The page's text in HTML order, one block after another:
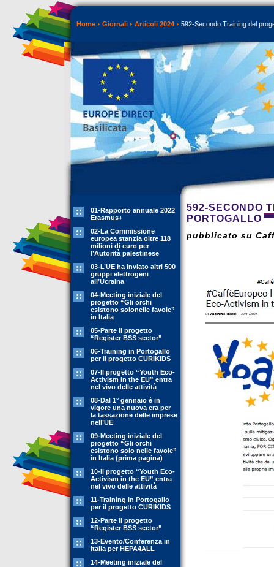
Home Giornali Articoli 2024 592-Secondo Training del
01-Rapporto annuale 2022
Erasmus+
02-La Commissione
europea stanzia oltre 118
milioni di euro per
l’Autorità palestinese
03-L’UE ha inviato altri 500
gruppi elettrogeni
all’Ucraina
04-Meeting iniziale del
progetto “Gli orchi
esistono solonelle favole”
in Italia
05-Parte il progetto
“Register BSS sector”
06-Training in Portogallo
per il progetto CURIKIDS
07-Il progetto “Youth Eco-
Activism in the EU” entra
nel vivo delle attività
08-Dal 1° gennaio è in
vigore una nuova era per
la tassazione delle imprese
nell’UE
09-Meeting iniziale del
progetto “Gli orchi
esistono solo nelle favole”
in Italia (prima pagina)
10-Il progetto “Youth Eco-
Activism in the EU” entra
nel vivo delle attività
11-Training in Portogallo
per il progetto CURIKIDS
12-Parte il progetto
“Register BSS sector”
13-Evento/Conferenza in
Italia per HEPA4ALL
14-Meeting iniziale del
592-SECONDO
PORTOGALLO
pubblicato su